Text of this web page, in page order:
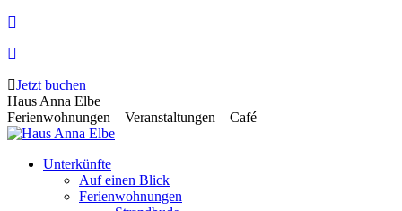
Zum
springen
Jetzt buchen
Haus Anna Elbe
Ferienwohnungen – Veranstaltungen – Café
Unterkünfte
Auf einen Blick
Ferienwohnungen